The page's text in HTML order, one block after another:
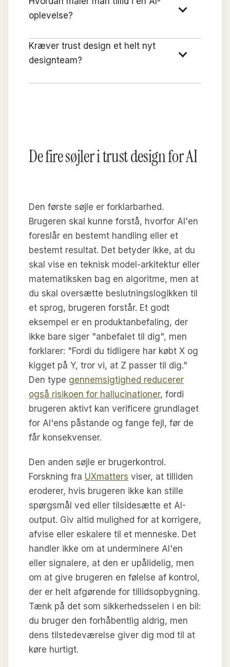
oplevelse?
Kræver trust design et helt nyt
designteam?
De fire søjler i trust design for AI
Den første søjle er forklarbarhed.
Brugeren skal kunne forstå, hvorfor AI'en
foreslår en bestemt handling eller et
bestemt resultat. Det betyder ikke, at du
skal vise en teknisk model-arkitektur eller
matematiksken bag en algoritme, men at
du skal oversætte beslutningslogikken til
et sprog, brugeren forstår. Et godt
eksempel er en produktanbefaling, der
ikke bare siger "anbefalet til dig", men
forklarer: "Fordi du tidligere har købt X og
kigget på Y, tror vi, at Z passer til dig."
Den type gennemsigtighed reducerer
også risikoen for hallucinationer, fordi
brugeren aktivt kan verificere grundlaget
for AI'ens påstande og fange fejl, før de
får konsekvenser.
Den anden søjle er brugerkontrol.
Forskning fra UXmatters viser, at tilliden
eroderer, hvis brugeren ikke kan stille
spørgsmål ved eller tilsidesætte et AI-
output. Giv altid mulighed for at korrigere,
afvise eller eskalere til et menneske. Det
handler ikke om at underminere AI'en
eller signalere, at den er upålidelig, men
om at give brugeren en følelse af kontrol,
der er helt afgørende for tillidsopbygning.
Tænk på det som sikkerhedsselen i en bil:
du bruger den forhåbentlig aldrig, men
dens tilstedeværelse giver dig mod til at
køre hurtigt.